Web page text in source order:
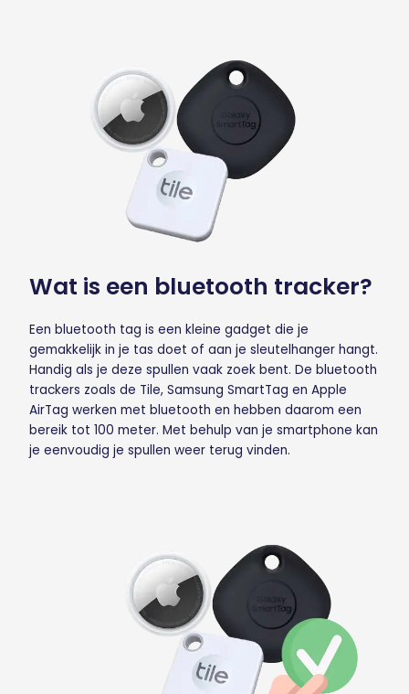
Wat is een bluetooth tracker?
Een bluetooth tag is een kleine gadget die je
gemakkelijk in je tas doet of aan je sleutelhanger hangt.
Handig als je deze spullen vaak zoek bent. De bluetooth
trackers zoals de Tile, Samsung SmartTag en Apple
AirTag werken met bluetooth en hebben daarom een
bereik tot 100 meter. Met behulp van je smartphone kan
je eenvoudig je spullen weer terug vinden.